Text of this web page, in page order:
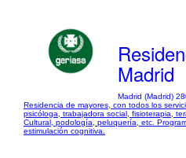
Madrid
Madrid (Madrid)
Residencia de mayores, con todos los
psicóloga, trabajadora social, fisioterapia,
Cultural, podología, peluquería, etc.
estimulación cognitiva.